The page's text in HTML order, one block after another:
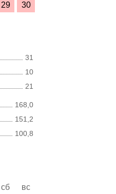
29
30
31
10
21
168,0
151,2
100,8
сб
вс